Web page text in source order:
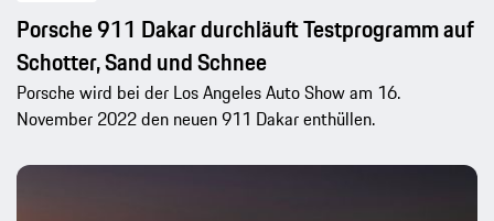
Porsche 911 Dakar durchläuft Testprogramm auf
Schotter, Sand und Schnee
Porsche wird bei der Los Angeles Auto Show am 16.
November 2022 den neuen 911 Dakar enthüllen.